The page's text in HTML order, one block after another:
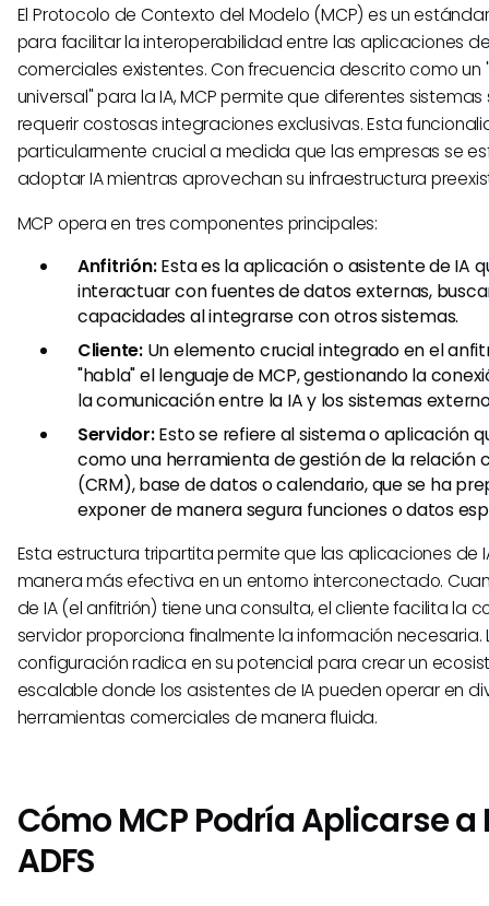
El Protocolo de Contexto del Modelo (MCP) es un
para facilitar la interoperabilidad entre las aplicaciones
comerciales existentes. Con frecuencia descrito como
universal" para la IA, MCP permite que diferentes
requerir costosas integraciones exclusivas. Esta
particularmente crucial a medida que las empresas se
adoptar IA mientras aprovechan su infraestructura
MCP opera en tres componentes principales:
Anfitrión:Esta es la aplicación o asistente de IA
interactuar con fuentes de datos externas,
capacidades al integrarse con otros sistemas.
Cliente:Un elemento crucial integrado en el
"habla" el lenguaje de MCP, gestionando la
la comunicación entre la IA y los sistemas
Servidor:Esto se refiere al sistema o aplicación
como una herramienta de gestión de la relación
(CRM), base de datos o calendario, que se ha
exponer de manera segura funciones o datos
Esta estructura tripartita permite que las aplicaciones de
manera más efectiva en un entorno interconectado.
de IA (el anfitrión) tiene una consulta, el cliente facilita la
servidor proporciona finalmente la información necesaria.
configuración radica en su potencial para crear un
escalable donde los asistentes de IA pueden operar en
herramientas comerciales de manera fluida.
Cómo MCP Podría Aplicarse
ADFS